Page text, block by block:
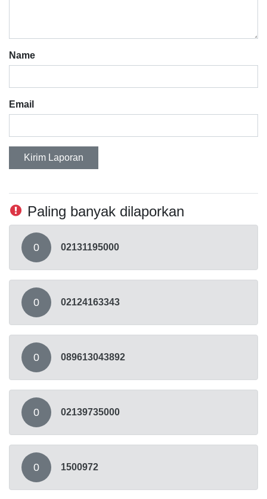
Name
Email
Kirim Laporan
Paling banyak dilaporkan
0 02131195000
0 02124163343
0 089613043892
0 02139735000
0 1500972